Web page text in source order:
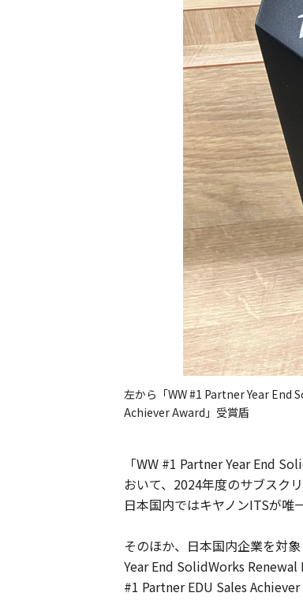
左から「WW #1 Partner Year End
Achiever Award」受賞盾
「WW #1 Partner Year End
おいて、2024年度のサブスク
日本国内ではキヤノンITSが唯
そのほか、日本国内企業を対
Year End SolidWorks Renewal
#1 Partner EDU Sales